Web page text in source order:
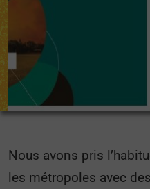
Nous avons pris
les métropoles avec